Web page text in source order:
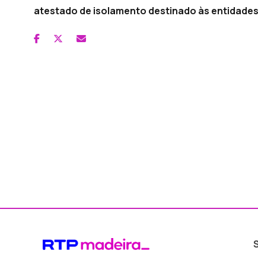
atestado de isolamento destinado às